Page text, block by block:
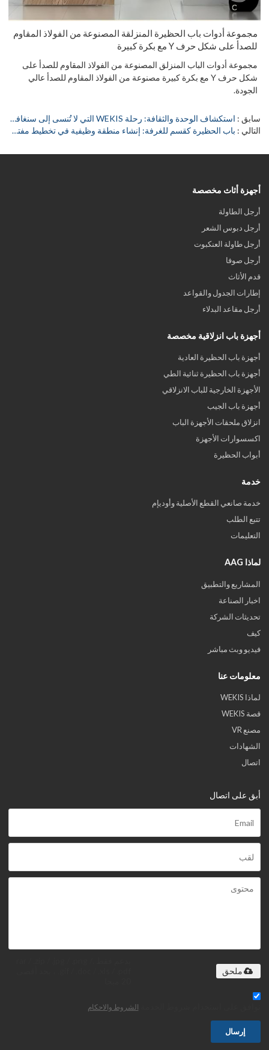
مجموعة أدوات باب الحظيرة المنزلقة المصنوعة من الفولاذ المقاوم
للصدأ على شكل حرف Y مع بكرة كبيرة
مجموعة أدوات الباب المنزلق المصنوعة من الفولاذ المقاوم للصدأ على
شكل حرف Y مع بكرة كبيرة مصنوعة من الفولاذ المقاوم للصدأ عالي
الجودة.
سابق
استكشاف الوحدة والثقافة: رحلة WEKIS التي لا تُنسى إلى سنغافورة
التالي
باب الحظيرة كقسم للغرفة: إنشاء منطقة وظيفية في تخطيط مفتوح
أجهزة أثاث مخصصة
أرجل الطاولة
أرجل دبوس الشعر
أرجل طاولة العنكبوت
أرجل صوفا
قدم الأثاث
إطارات الجدول والقواعد
أرجل مقاعد البدلاء
أجهزة باب انزلاقية مخصصة
أجهزة باب الحظيرة العادية
أجهزة باب الحظيرة ثنائية الطي
الأجهزة الخارجية للباب الانزلاقي
أجهزة باب الجيب
انزلاق ملحقات الأجهزة الباب
اكسسوارات الأجهزة
أبواب الحظيرة
خدمة
خدمة صانعي القطع الأصلية وأوديإم
تتبع الطلب
التعليمات
لماذا AAG
المشاريع والتطبيق
اخبار الصناعة
تحديثات الشركة
كيف
فيديو وبث مباشر
معلومات عنا
لماذا WEKIS
قصة WEKIS
مصنع VR
الشهادات
اتصال
أبق على اتصال
ملحق
الشروط والاحكام
إرسال